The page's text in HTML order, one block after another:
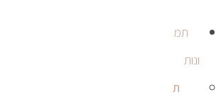
תמ
ונות
ת